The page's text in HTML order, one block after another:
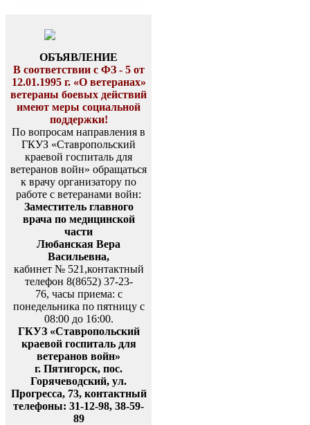
ОБЪЯВЛЕНИЕ
В соответствии с ФЗ - 5 от
12.01.1995 г. «О ветеранах»
ветераны боевых действий
имеют меры социальной
поддержки!
По вопросам направления в
ГКУЗ «Ставропольский
краевой госпиталь для
ветеранов войн» обращаться
к врачу организатору по
работе с ветеранами войн:
Заместитель главного
врача по медицинской
части
Любанская Вера
Васильевна,
кабинет № 521,контактный
телефон 8(8652) 37-23-
76, часы приема: с
понедельника по пятницу с
08:00 до 16:00.
ГКУЗ «Ставропольский
краевой госпиталь для
ветеранов войн»
г. Пятигорск, пос.
Горячеводский, ул.
Прогресса, 73, контактный
телефоны: 31-12-98, 38-59-
89